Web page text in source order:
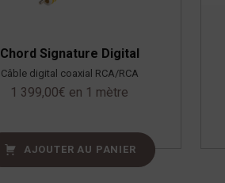
Chord Signature Digital
Câble digital coaxial RCA/RCA
1 399,00€ en 1 mètre
AJOUTER AU PANIER